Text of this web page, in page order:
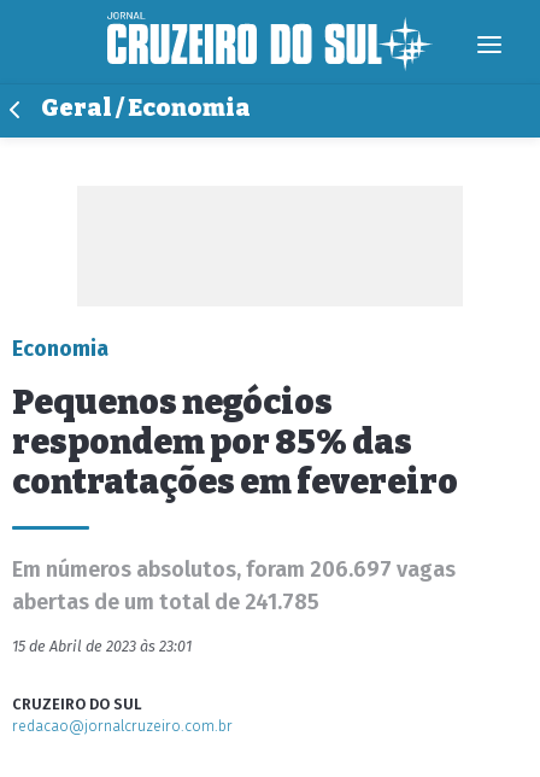
Geral / Economia
Economia
Pequenos negócios
respondem por 85% das
contratações em fevereiro
Em números absolutos, foram 206.697 vagas
abertas de um total de 241.785
15 de Abril de 2023 às 23:01
CRUZEIRO DO SUL
redacao@jornalcruzeiro.com.br